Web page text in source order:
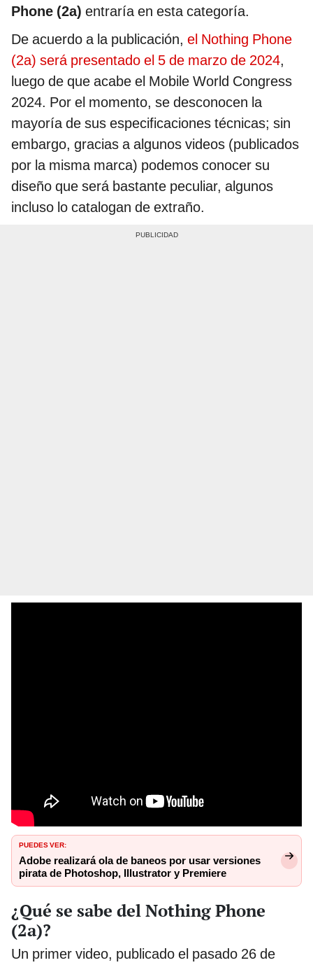
Phone (2a) entraría en esta categoría.
De acuerdo a la publicación, el Nothing Phone
(2a) será presentado el 5 de marzo de 2024,
luego de que acabe el Mobile World Congress
2024. Por el momento, se desconocen la
mayoría de sus especificaciones técnicas; sin
embargo, gracias a algunos videos (publicados
por la misma marca) podemos conocer su
diseño que será bastante peculiar, algunos
incluso lo catalogan de extraño.
PUEDES VER:
Adobe realizará ola de baneos por usar versiones
pirata de Photoshop, Illustrator y Premiere
¿Qué se sabe del Nothing Phone
(2a)?
Un primer video, publicado el pasado 26 de